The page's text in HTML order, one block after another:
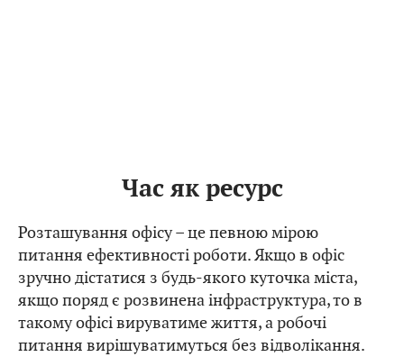
Час як ресурс
Розташування офісу – це певною мірою
питання ефективності роботи. Якщо в офіс
зручно дістатися з будь-якого куточка міста,
якщо поряд є розвинена інфраструктура, то в
такому офісі вируватиме життя, а робочі
питання вирішуватимуться без відволікання.